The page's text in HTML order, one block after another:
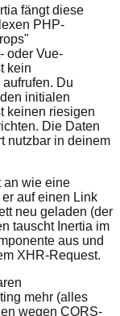
fängt diese
PHP-
oder Vue-
kein
aufrufen. Du
initialen
keinen riesigen
Die Daten
nutzbar in deinem
an wie eine
er auf einen Link
neu geladen (der
tauscht Inertia im
aus und
XHR-Request.
mehr (alles
wegen CORS-